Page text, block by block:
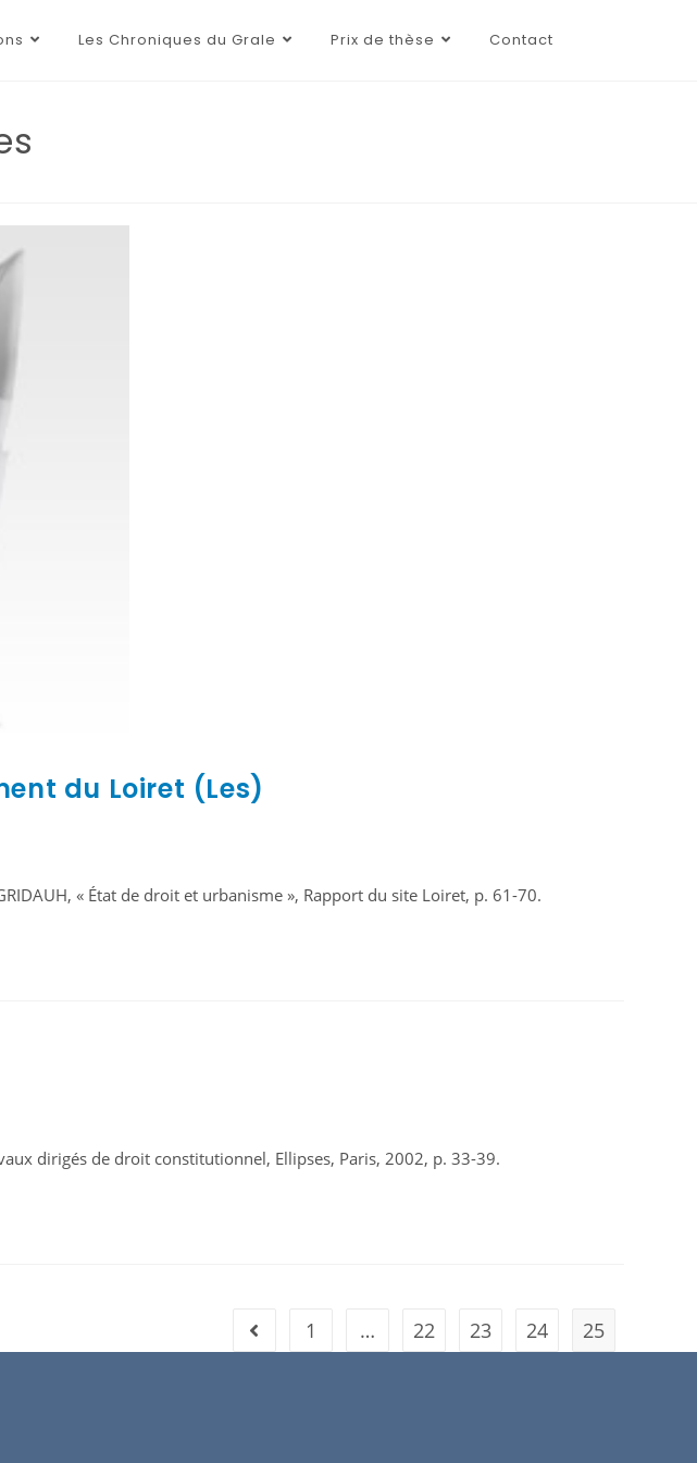
Les Chroniques du Grale Prix de thèse Contact
du Loiret (Les)
« État de droit et urbanisme », Rapport du site Loiret, p. 61-70.
dirigés de droit constitutionnel, Ellipses, Paris, 2002, p. 33-39.
1 … 22 23 24 25